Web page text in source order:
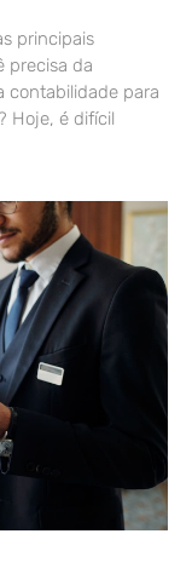
principais
precisa da
contabilidade para
Hoje, é difícil